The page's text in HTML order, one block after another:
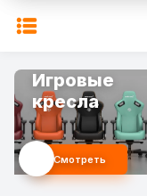
Игровые
кресла
Смотреть
Смартфоны
2025
Выбрать